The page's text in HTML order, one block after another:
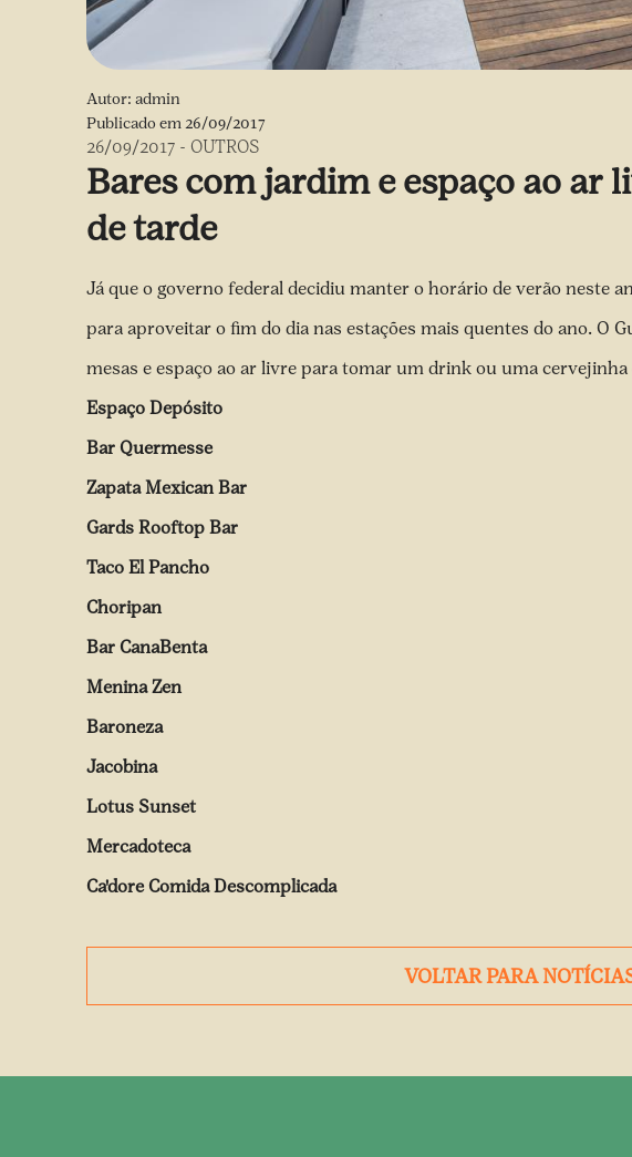
Autor: admin
Publicado em26/09/2017
26/09/2017 - OUTROS
Bares com jardim e espaço ao
de tarde
Já que o governo federal decidiu manter o horário de verão neste
para aproveitar o fim do dia nas estações mais quentes do ano. O
mesas e espaço ao ar livre para tomar um drink ou uma
Espaço Depósito
Bar Quermesse
Zapata Mexican Bar
Gards Rooftop Bar
Taco El Pancho
Choripan
Bar CanaBenta
Menina Zen
Baroneza
Jacobina
Lotus Sunset
Mercadoteca
Ca'dore Comida Descomplicada
VOLTAR PARA